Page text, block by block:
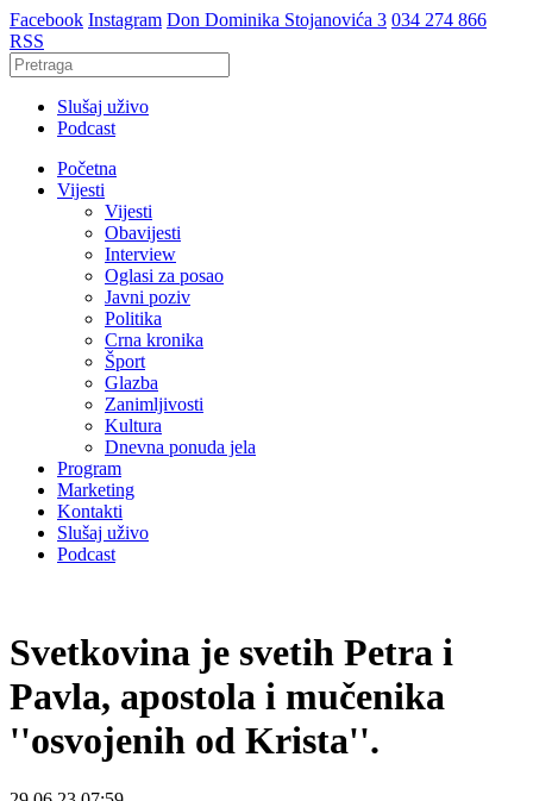
Facebook Instagram Don Dominika Stojanovića 3 034 274 866
RSS
Slušaj uživo
Podcast
Početna
Vijesti
Vijesti
Obavijesti
Interview
Oglasi za posao
Javni poziv
Politika
Crna kronika
Šport
Glazba
Zanimljivosti
Kultura
Dnevna ponuda jela
Program
Marketing
Kontakti
Slušaj uživo
Podcast
Svetkovina je svetih Petra i
Pavla, apostola i mučenika
''osvojenih od Krista''.